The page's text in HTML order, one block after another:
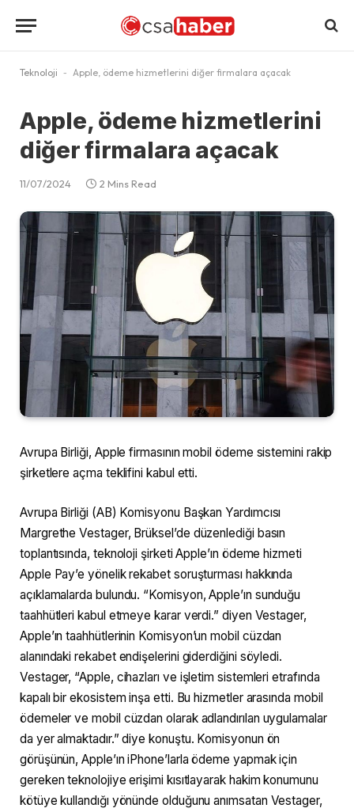
Teknoloji - Apple, ödeme hizmetlerini diğer firmalara açacak
Apple, ödeme hizmetlerini
diğer firmalara açacak
11/07/2024 2 Mins Read
Avrupa Birliği, Apple firmasının mobil ödeme sistemini rakip
şirketlere açma teklifini kabul etti.
Avrupa Birliği (AB) Komisyonu Başkan Yardımcısı
Margrethe Vestager, Brüksel’de düzenlediği basın
toplantısında, teknoloji şirketi Apple’ın ödeme hizmeti
Apple Pay’e yönelik rekabet soruşturması hakkında
açıklamalarda bulundu. “Komisyon, Apple’ın sunduğu
taahhütleri kabul etmeye karar verdi.” diyen Vestager,
Apple’ın taahhütlerinin Komisyon’un mobil cüzdan
alanındaki rekabet endişelerini giderdiğini söyledi.
Vestager, “Apple, cihazları ve işletim sistemleri etrafında
kapalı bir ekosistem inşa etti. Bu hizmetler arasında mobil
ödemeler ve mobil cüzdan olarak adlandırılan uygulamalar
da yer almaktadır.” diye konuştu. Komisyonun ön
görüşünün, Apple’ın iPhone’larla ödeme yapmak için
gereken teknolojiye erişimi kısıtlayarak hakim konumunu
kötüye kullandığı yönünde olduğunu anımsatan Vestager,